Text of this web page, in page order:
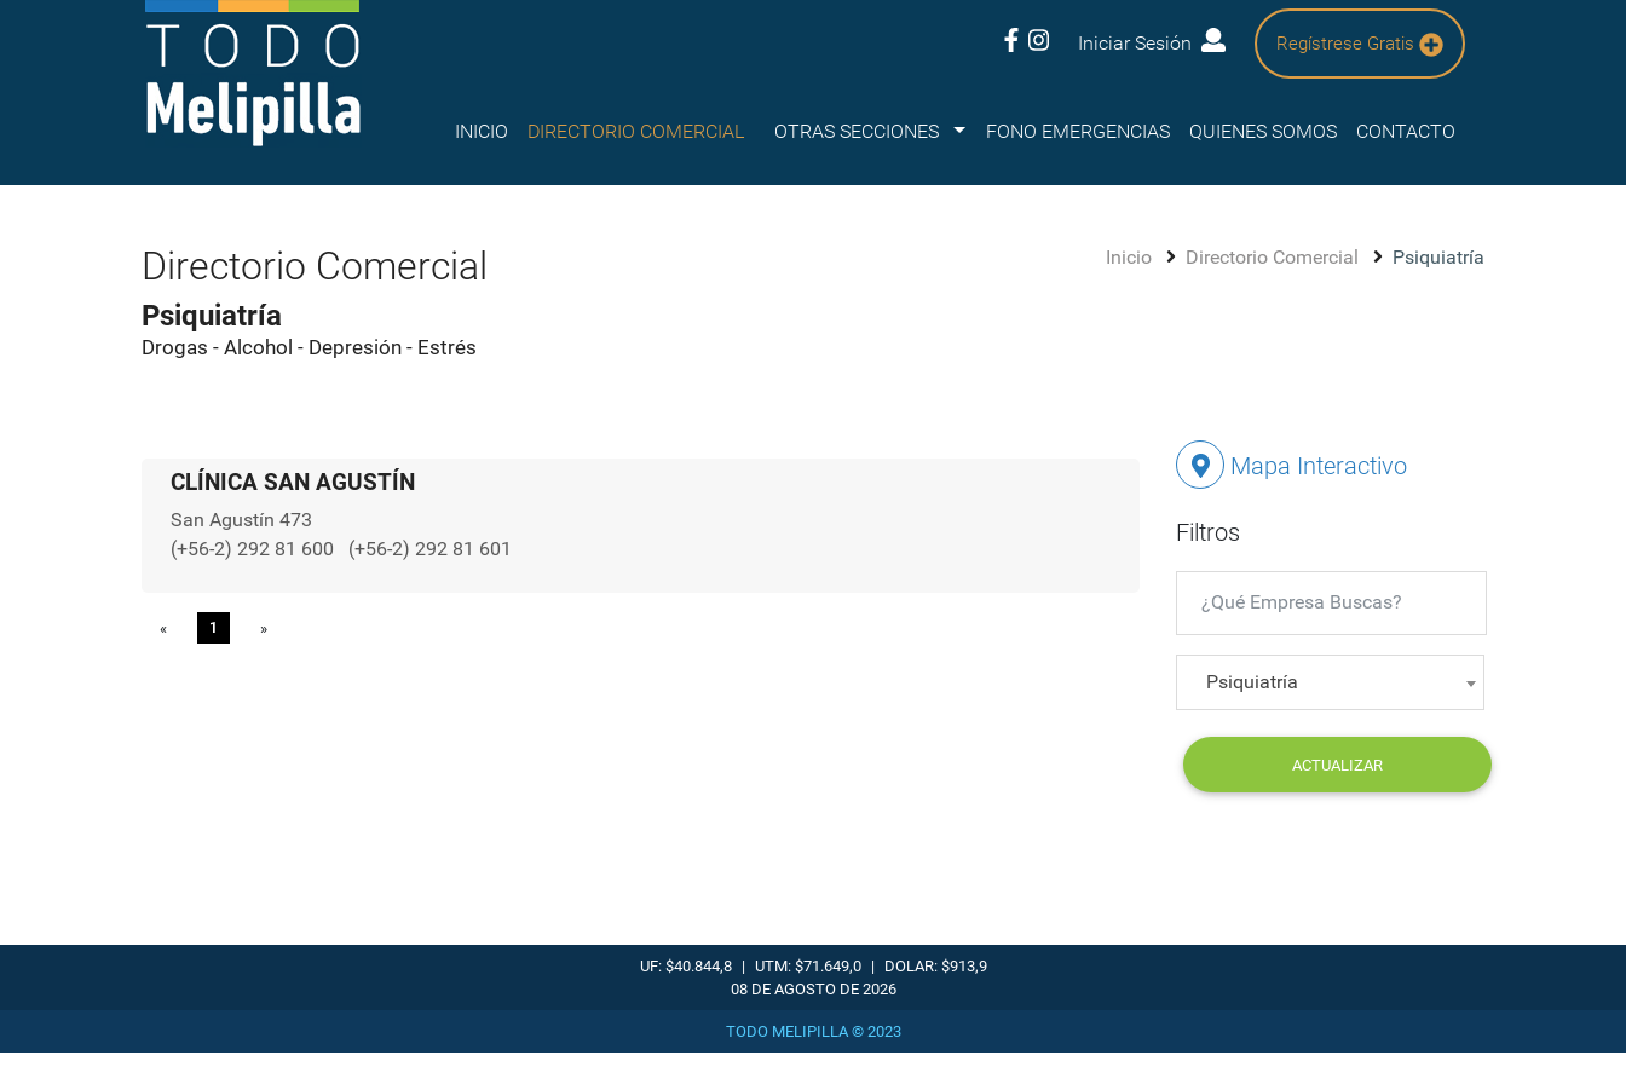
Iniciar Sesión Regístrese Gratis
INICIO DIRECTORIO COMERCIAL OTRAS SECCIONES Submenu
FONO EMERGENCIAS QUIENES SOMOS CONTACTO
Directorio Comercial
Psiquiatría
Drogas - Alcohol - Depresión - Estrés
Inicio Directorio Comercial Psiquiatría
Mapa Interactivo
Filtros
Psiquiatría
ACTUALIZAR
CLÍNICA SAN AGUSTÍN
San Agustín 473
(+56-2) 292 81 600
(+56-2) 292 81 601
« Previous
1 »
UF: $40.844,8 | UTM: $71.649,0 |
DOLAR: $913,9
08 DE AGOSTO DE 2026
TODO MELIPILLA © 2023